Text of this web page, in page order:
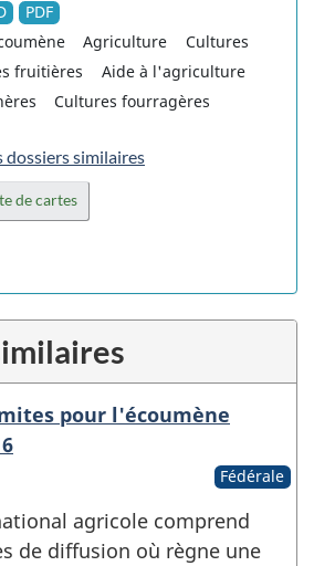
PDF
Agriculture
Cultures
fruitières
Aide à l'agriculture
Cultures fourragères
dossiers similaires
de cartes
pour l'écoumène
Fédérale
agricole comprend
de diffusion où règne une